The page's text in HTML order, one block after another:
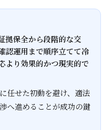
拠保全から段階的な交
認運用まで順序立てて冷
より効果的かつ現実的で
任せた初動を避け、適法
へ進めることが成功の鍵